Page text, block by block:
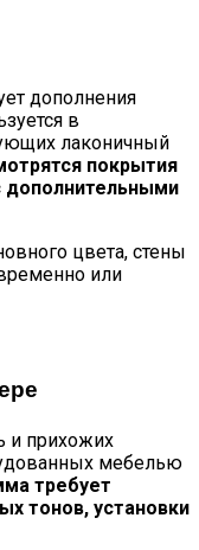
дополнения
в
лаконичный
покрытия
дополнительными
цвета, стены
или
и прихожих
мебелью
требует
тонов, установки